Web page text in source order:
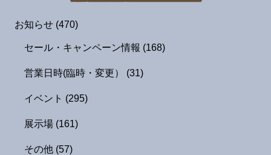
お知らせ (470)
セール・キャンペーン情報 (168)
営業日時(臨時・変更） (31)
イベント (295)
展示場 (161)
その他 (57)